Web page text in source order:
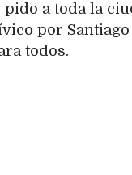
pido a toda la
por
todos.